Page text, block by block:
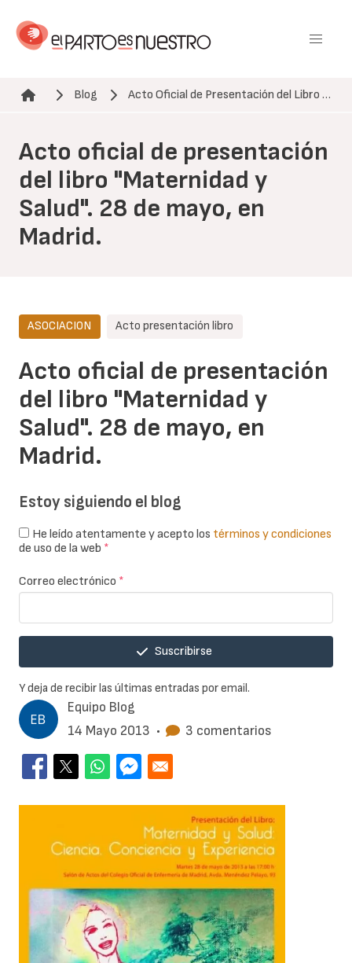
contenido
Ruta de navegación
Blog Acto Oficial de Presentación del Libro …
Acto oficial de presentación
del libro "Maternidad y
Salud". 28 de mayo, en
Madrid.
Equipo Blog
14 Mayo 2013 • 3 comentarios
Acto oficial de presentación
del libro "Maternidad y
Salud". 28 de mayo, en
Madrid.
ASOCIACION Acto presentación libro
Estoy siguiendo el blog
He leído atentamente y acepto los términos y condiciones
de uso de la web *
Correo electrónico *
Suscribirse
Y deja de recibir las últimas entradas por email.